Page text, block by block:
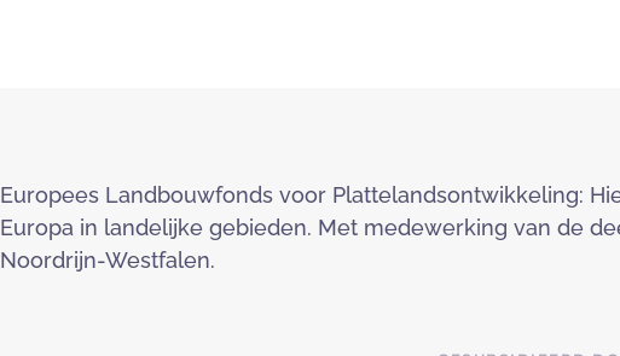
Europees Landbouwfonds voor Plattelandsontwikkeling:
Europa in landelijke gebieden. Met medewerking van de
Noordrijn-Westfalen.